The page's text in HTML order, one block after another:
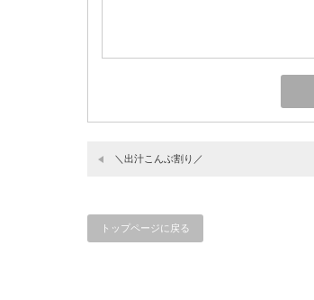
＼出汁こんぶ割り／
トップページに戻る